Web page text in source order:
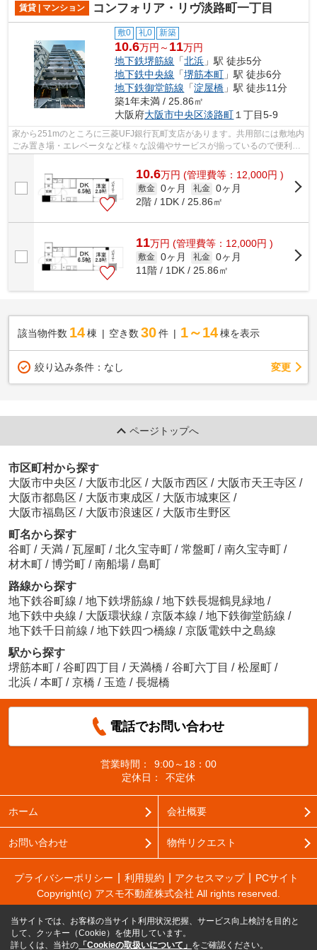
賃貸 | マンション コンフォリア・リヴ淡路町一丁目
敷0 礼0 新築
10.6万円～ 11万円
地下鉄堺筋線 「北浜 」駅 徒歩5分
地下鉄中央線 「堺筋本町 」駅 徒歩6分
地下鉄御堂筋線 「淀屋橋 」駅 徒歩11分
築1年未満 / 25.86㎡
大阪府大阪市中央区淡路町 １丁目5-9
家から251mのところに三菱UFJ銀行瓦町支店があります。共用部には敷地内
ごみ置き場・エレベータなど様々な設備やサービスが揃っているので便利で
す。2025年築の物件となっており、きれ...
10.6万円 (管理費等：12,000円 )
敷金 0ヶ月 礼金 0ヶ月
2階 / 1DK / 25.86㎡
11万円 (管理費等：12,000円 )
敷金 0ヶ月 礼金 0ヶ月
11階 / 1DK / 25.86㎡
該当物件数 14棟 空き数 30 件 1～14 棟を表示
絞り込み条件： なし 変更
ページトップへ
市区町村から探す
大阪市中央区 / 大阪市北区 / 大阪市西区 / 大阪市天王寺区 /
大阪市都島区 / 大阪市東成区 / 大阪市城東区 /
大阪市福島区 / 大阪市浪速区 / 大阪市生野区
町名から探す
谷町 / 天満 / 瓦屋町 / 北久宝寺町 / 常盤町 / 南久宝寺町 /
材木町 / 博労町 / 南船場 / 島町
路線から探す
地下鉄谷町線 / 地下鉄堺筋線 / 地下鉄長堀鶴見緑地 /
地下鉄中央線 / 大阪環状線 / 京阪本線 / 地下鉄御堂筋線 /
地下鉄千日前線 / 地下鉄四つ橋線 / 京阪電鉄中之島線
駅から探す
堺筋本町 / 谷町四丁目 / 天満橋 / 谷町六丁目 / 松屋町 /
北浜 / 本町 / 京橋 / 玉造 / 長堀橋
電話でお問い合わせ
営業時間：
9:00～18：00
定休日：
不定休
ホーム 会社概要
お問い合わせ 物件リクエスト
プライバシーポリシー 利用規約 アクセスマップ
PCサイト
Copyright(c) アスモ不動産株式会社 All rights reserved.
当サイトでは、お客様の当サイト利用状況把握、サービス向上検討を目的と
して、クッキー（Cookie）を使用しています。
詳しくは、当社の 「Cookieの取扱いについて」 をご確認ください。